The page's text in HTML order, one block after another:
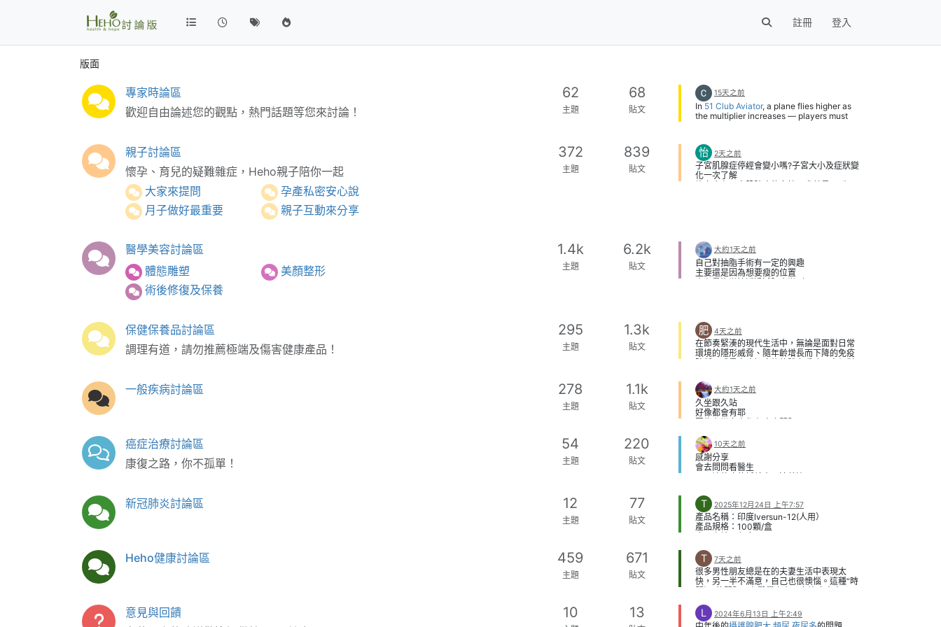
註冊 登入
版面
專家時論區
歡迎自由論述您的觀點，熱門話題等您來討論！
62
主題
68
貼文
15天之前
In 51 Club Aviator, a plane flies higher as
the multiplier increases — players must
reward, but timing your exit is the key skill
that separates winners from losers.
親子討論區
懷孕、育兒的疑難雜症，Heho親子陪你一起
大家來提問
孕產私密安心說
月子做好最重要
親子互動來分享
372
主題
839
貼文
怡 2天之前
子宮肌腺症停經會變小嗎?子宮大小及症狀變
化一次了解
事實上，子宮肌腺症是一種與女性荷爾蒙密
切相關的疾病，停經後因雌激素分泌下降，
大多數患者的子宮確實會逐漸縮小，症狀也
會明顯改善，但並非所有人都會恢復正常，
層，這些異位的內膜組織每個月仍會受到荷
爾蒙刺激而增厚、出血，導致子宮肌肉層反
覆發炎及增生。
隨著病情持續發展，子宮會逐漸肥厚，體積
比正常人大，甚至可能由原本約雞蛋大小增
孕10至12週左右的大小。
因此，許多患者除了經痛外，也會出現下腹
悶脹、頻尿、骨盆壓迫感等不適。
停經後子宮真的會變小嗎?
答案是大多數情況下會。
進入更年期後，卵巢功能逐漸衰退，雌激素
及黃體素分泌大幅下降，肌腺症病灶失去荷
爾蒙刺激後，活性會逐漸降低。
因此停經後通常會出現以下變化：
病灶慢慢萎縮。
骨盆充血情況改善。
子宮壓迫感逐漸減輕。
一般而言，停經後6個月至2年間，子宮會慢
不一定。
雖然子宮通常會縮小，但並不是每位患者都
能恢復到正常女性子宮大小。
影響恢復程度的因素包括：
患病時間長短。
停經前子宮是否已明顯肥大。
醫學美容討論區
體態雕塑
美顏整形
術後修復及保養
1.4k
主題
6.2k
貼文
大約1天之前
自己對抽脂手術有一定的興趣
主要還是因為想要瘦的位置
看起來好像很不錯
但是要付出錢跟承擔的風險
就會覺得做這個真的值得嗎?
會不會以後會後悔啊?
保健保養品討論區
調理有道，請勿推薦極端及傷害健康產品！
295
主題
1.3k
貼文
肥 4天之前
在節奏緊湊的現代生活中，無論是面對日常
環境的隱形威脅、隨年齡增長而下降的免疫
防禦，或是大病初癒後的體力重建，人們對
強烈。在眾多保健成分中，來自大海的天然
寶藏——褐藻糖膠(Fucoidan)，近年來成為
國際預防醫學與營養學界矚目的焦點。
褐藻糖膠是什麼?揭開深海高分子多醣體的神
秘面紗
醣)是一種萃取自海洋褐藻類(如墨角藻、裙帶
菜孢子葉、沖繩海藻等)的天然高分子多醣
體。如果您曾觀察過新鮮的海藻，會發現其
表面覆蓋著一層黏黏滑滑的物質，這正是褐
照射、承受海浪衝擊以及防止乾燥的「天然
保護膜」。科學家進一步研究發現，這項天
然成分主要由岩藻糖(L-Fucose)及硫酸基
(Sulfate Group)高度結合而成。這種獨特的
與特殊保健效益的核心關鍵。
研究表明，褐藻糖膠中的「硫酸基結合率」
直接決定了其生理活性。硫酸基含量越高，
其分子鏈在人體內的生物展現度與調節機制
就越為顯著。
隨著生物醫學技術的飛速發展，關於褐藻糖
膠的研究論文已在國際權威期刊(如
一般疾病討論區 278
主題
1.1k
貼文
大約1天之前
久坐跟久站
好像都會有耶
因為有蠻多人都有痔瘡問題
就先去看醫生
不要拖到很晚才看阿
癌症治療討論區
康復之路，你不孤單！
54
主題
220
貼文
10天之前
感謝分享
會去問問看醫生
可以讓他吃的話就去買速養遼
新冠肺炎討論區 12
主題
77
貼文
T 2025年12月24日 上午7:57
產品名稱：印度lversun-12(人用）
產品規格：100顆/盒
產品產地：印度
產品成分：每片含伊維菌素12mg
產品特點：含有vermectin Dispersible是體
外COVID-19致病病毒（SARS-COV-2）的
抑制劑。Iversus含有用於治療COVID-19的
預防病毒：一週一次，一次一顆，飯後服
用。（注意：所在城市近期有病毒才需要預
防，如果周邊沒有疫情了就沒必要一直吃
Heho健康討論區 459
主題
671
貼文
T 7天之前
很多男性朋友總是在的夫妻生活中表現太
快，另一半不滿意，自己也很懊惱。這種“時
間短”的問題，在醫學上有一套治療方案，下
一、行為訓練
這個方法不用吃藥，靠自己練習。目的是增
意見與回饋
10 13 L 2024年6月13日 上午2:49